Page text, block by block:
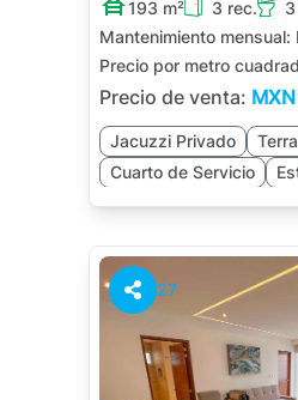
193 m²
3 rec.
Mantenimiento mensual:
Precio por metro
Precio de venta: MXN
Jacuzzi Privado
Cuarto de Servicio
27